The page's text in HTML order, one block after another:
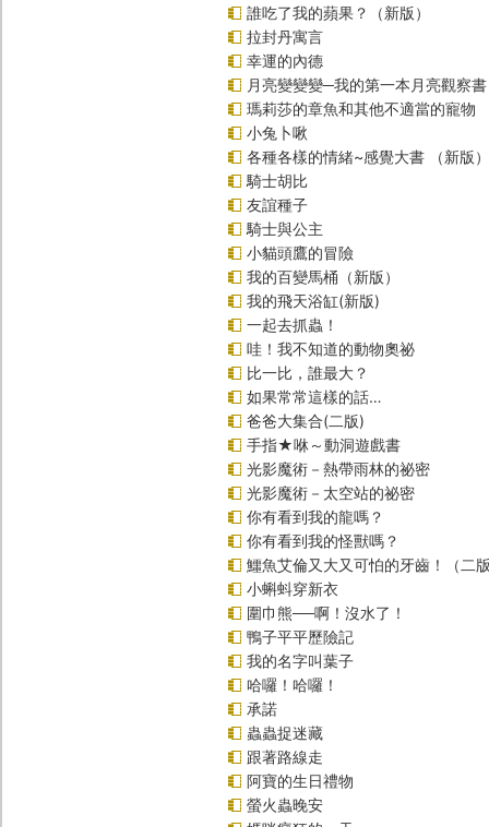
誰吃了我的蘋果？（新版）
拉封丹寓言
幸運的內德
月亮變變變─我的第一本月亮觀察書
瑪莉莎的章魚和其他不適當的寵物
小兔卜啾
各種各樣的情緒~感覺大書 （新版）
騎士胡比
友誼種子
騎士與公主
小貓頭鷹的冒險
我的百變馬桶（新版）
我的飛天浴缸(新版)
一起去抓蟲！
哇！我不知道的動物奧祕
比一比，誰最大？
如果常常這樣的話…
爸爸大集合(二版)
手指★咻～動洞遊戲書
光影魔術－熱帶雨林的祕密
光影魔術－太空站的祕密
你有看到我的龍嗎？
你有看到我的怪獸嗎？
鱷魚艾倫又大又可怕的牙齒！（二
小蝌蚪穿新衣
圍巾熊──啊！沒水了！
鴨子平平歷險記
我的名字叫葉子
哈囉！哈囉！
承諾
蟲蟲捉迷藏
跟著路線走
阿寶的生日禮物
螢火蟲晚安